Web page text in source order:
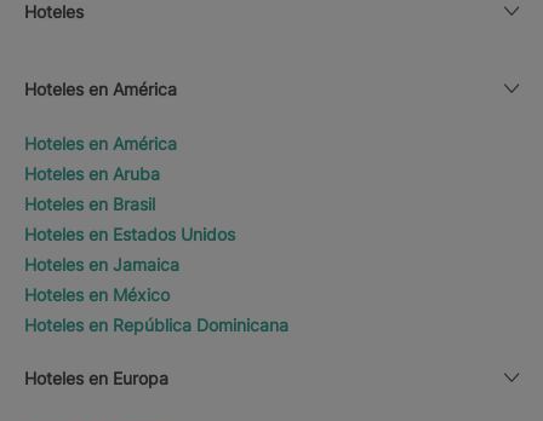
Hoteles
Hoteles en América
Hoteles en América
Hoteles en Aruba
Hoteles en Brasil
Hoteles en Estados Unidos
Hoteles en Jamaica
Hoteles en México
Hoteles en República Dominicana
Hoteles en Europa